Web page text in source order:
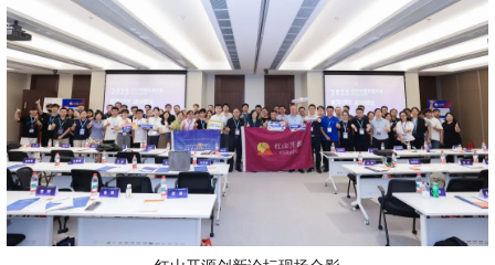
）
更
多
架
构
版
本
系
活
动
原
子
大
赛
G
o
d
o
t
X
o
台
组
件
库
安
全
漏
洞
公
告
与
反
政
策
声
明
法
律
声
明